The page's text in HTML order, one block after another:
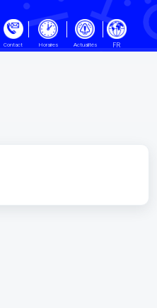
Passer au contenu principal
Contact Horaires Actualités FR